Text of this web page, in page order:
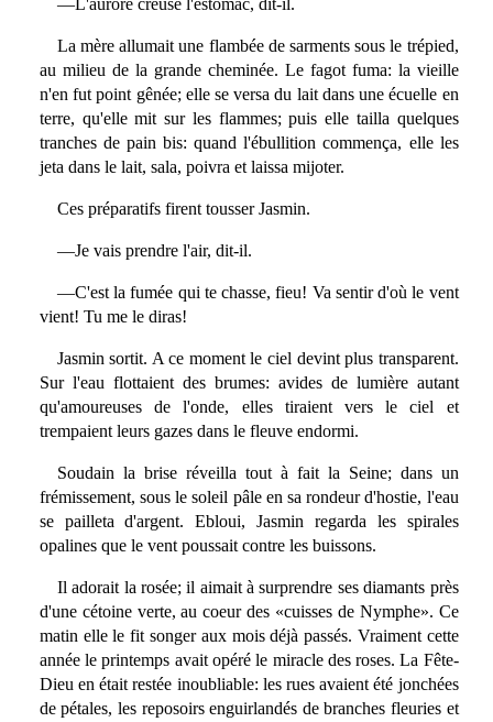
—L'aurore creuse l'estomac, dit-il.
La mère allumait une flambée de sarments sous le trépied,
au milieu de la grande cheminée. Le fagot fuma: la vieille
n'en fut point gênée; elle se versa du lait dans une écuelle en
terre, qu'elle mit sur les flammes; puis elle tailla quelques
tranches de pain bis: quand l'ébullition commença, elle les
jeta dans le lait, sala, poivra et laissa mijoter.
Ces préparatifs firent tousser Jasmin.
—Je vais prendre l'air, dit-il.
—C'est la fumée qui te chasse, fieu! Va sentir d'où le vent
vient! Tu me le diras!
Jasmin sortit. A ce moment le ciel devint plus transparent.
Sur l'eau flottaient des brumes: avides de lumière autant
qu'amoureuses de l'onde, elles tiraient vers le ciel et
trempaient leurs gazes dans le fleuve endormi.
Soudain la brise réveilla tout à fait la Seine; dans un
frémissement, sous le soleil pâle en sa rondeur d'hostie, l'eau
se pailleta d'argent. Ebloui, Jasmin regarda les spirales
opalines que le vent poussait contre les buissons.
Il adorait la rosée; il aimait à surprendre ses diamants près
d'une cétoine verte, au coeur des «cuisses de Nymphe». Ce
matin elle le fit songer aux mois déjà passés. Vraiment cette
année le printemps avait opéré le miracle des roses. La Fête-
Dieu en était restée inoubliable: les rues avaient été jonchées
de pétales, les reposoirs enguirlandés de branches fleuries et